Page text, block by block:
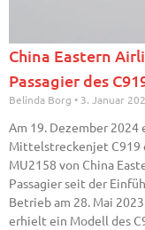
China Eastern
Passagier des
Belinda Borg 3. Januar
Am 19. Dezember
Mittelstreckenjet C919
MU2158 von China
Passagier seit der
Betrieb am 28. Mai
erhielt ein Modell des